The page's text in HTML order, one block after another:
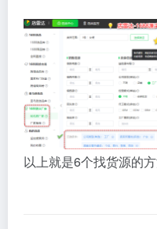
以上就是6个找货源的